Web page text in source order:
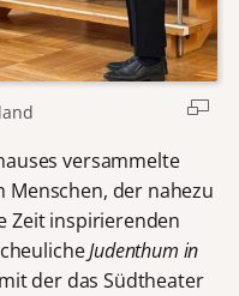
versammelte
Menschen, der nahezu
Zeit inspirierenden
Judenthum in
der das Südtheater